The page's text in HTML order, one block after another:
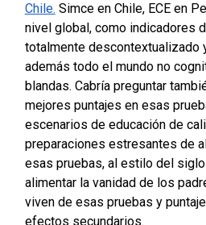
Chile. Simce en Chile, ECE en
nivel global, como indicadores
totalmente descontextualizado
además todo el mundo no
blandas. Cabría preguntar
mejores puntajes en esas
escenarios de educación de
preparaciones estresantes de
esas pruebas, al estilo del
alimentar la vanidad de los
viven de esas pruebas y
efectos secundarios.